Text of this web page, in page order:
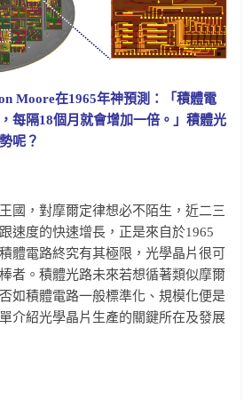
Moore在1965年神預測：「積體電
每隔18個月就會增加一倍。」積體光
呢？
國，對摩爾定律想必不陌生，近二三
速度的快速增長，正是來自於1965
體電路終究有其極限，光學晶片很可
者。積體光路未來若想循著類似摩爾
如積體電路一般標準化、規模化便是
介紹光學晶片生產的關鍵所在及發展